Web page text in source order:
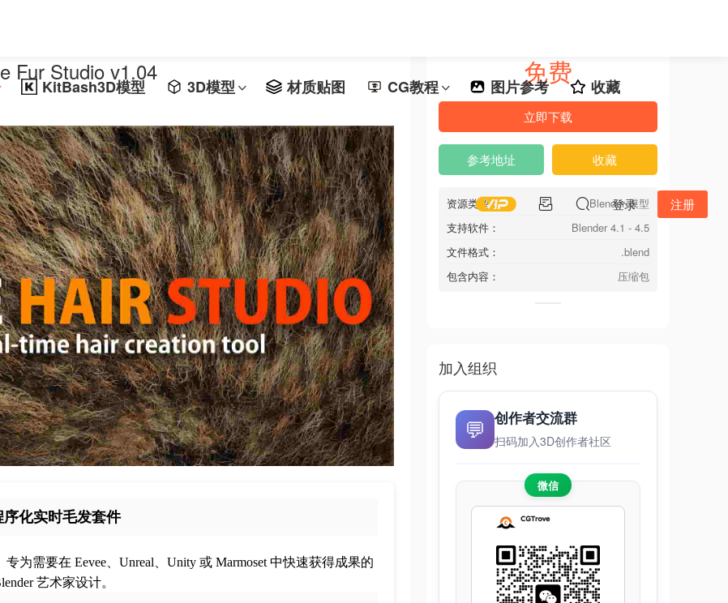
KitBash3D模型 3D模型 材质贴图 CG教程 图片参考 收藏
登录 注册
Fur Studio v1.04
序化实时毛发套件
为需要在 Eevee、Unreal、Unity 或 Marmoset 中快速获得成果的
艺术家设计。
免费
立即下载
参考地址 收藏
资源类型：
Blender 模型
支持软件：
Blender 4.1 - 4.5
文件格式：
.blend
包含内容：
压缩包
加入组织
💬
创作者交流群
扫码加入3D创作者社区
微信